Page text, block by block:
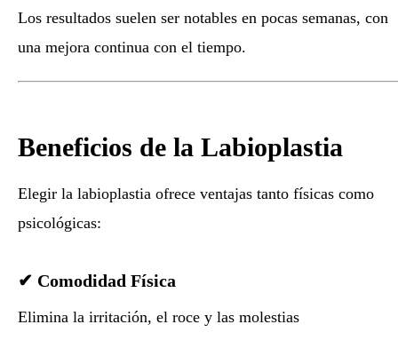
Los resultados suelen ser notables en pocas semanas, con
una mejora continua con el tiempo.
Beneficios de la Labioplastia
Elegir la labioplastia ofrece ventajas tanto físicas como
psicológicas:
✔ Comodidad Física
Elimina la irritación, el roce y las molestias